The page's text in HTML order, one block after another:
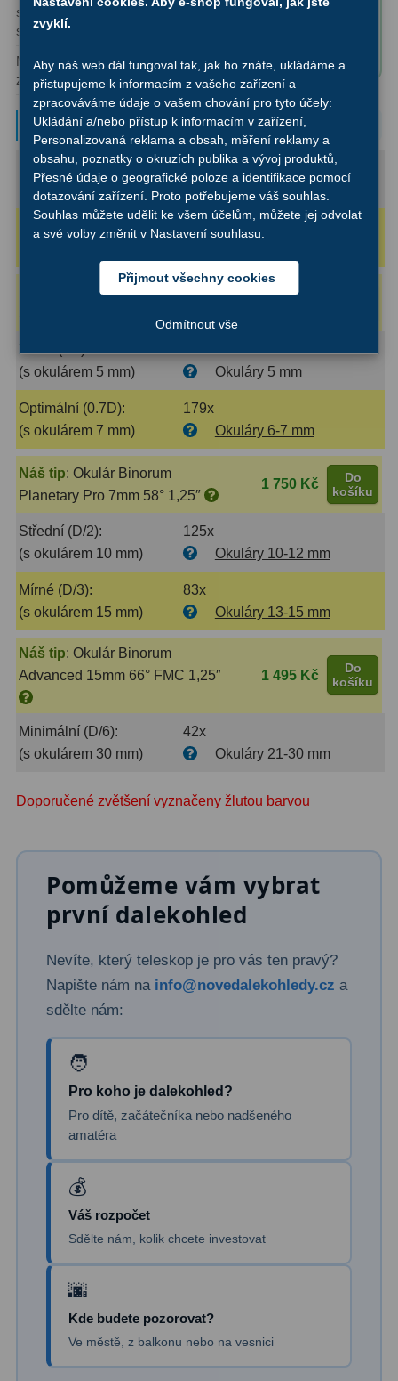
Filtry Clip
Filtrová kola a rámy16
Rovnače a reduktory13
Pointace 7
Zaostřovací masky27
ADC, Tilting 14
Helical výtahy11
Okulárové výtahy
Primární zrcadla9
Sekundární zrcadla6
Adaptéry k okulárovým
výtahům8
Pozorovací dalekohledy50
Kompaktní 3
Turistické9
Pro pozorování přírody a
ornitologie17
Monokuláry20
Lovecké a turistické 114
Kapesní14
Dětské7
Námořní12
Sportovní54
Divadelní2
Dálkoměry a Noční vidění
Dálkoměry 9
Mikroskopy76
Hobby4
sbírání
světla:
s lidským
Maximální užitečné
zvětšení:
500x
✅ Redukce 2″/1,25″
Typové zvětšení
Maximální (2D):
500x
(s okulárem 2,5 mm)
Okuláry 2 mm
Rozlišovací (1.4D):
347x
Okulár Binorum Plössl
(s okulárem 5 mm)
Okuláry 5 mm
Optimální (0.7D):
179x
(s okulárem 7 mm)
Okuláry 6-7 mm
Náš tip: Okulár Binorum
Planetary Pro 7mm 58° 1,25″
1 750 Kč
Do
košíku
Střední (D/2):
125x
(s okulárem 10 mm)
Okuláry 10-12 mm
Mírné (D/3):
83x
(s okulárem 15 mm)
Okuláry 13-15 mm
Náš tip: Okulár Binorum
Advanced 15mm 66° FMC 1,25″
1 495 Kč
Do
košíku
Minimální (D/6):
42x
(s okulárem 30 mm)
Okuláry 21-30 mm
Doporučené zvětšení vyznačeny žlutou barvou
Pomůžeme vám vybrat
první dalekohled
Nevíte, který teleskop je pro vás ten pravý?
Napište nám na info@novedalekohledy.cz a
sdělte nám:
Pro koho je dalekohled?
Pro dítě, začátečníka nebo nadšeného
amatéra
Váš rozpočet
Sdělte nám, kolik chcete investovat
Kde budete pozorovat?
Ve městě, z balkonu nebo na vesnici
zvyklí.
Aby náš web dál fungoval tak, jak ho znáte, ukládáme a
přistupujeme k informacím z vašeho zařízení a
zpracováváme údaje o vašem chování pro tyto účely:
Ukládání a/nebo přístup k informacím v zařízení,
Personalizovaná reklama a obsah, měření reklamy a
obsahu, poznatky o okruzích publika a vývoj produktů,
Přesné údaje o geografické poloze a identifikace pomocí
dotazování zařízení. Proto potřebujeme váš souhlas.
Souhlas můžete udělit ke všem účelům, můžete jej odvolat
a své volby změnit v Nastavení souhlasu.
Přijmout všechny cookies
Odmítnout vše